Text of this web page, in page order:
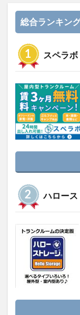
総合ランキン
スペラボ
ハロー